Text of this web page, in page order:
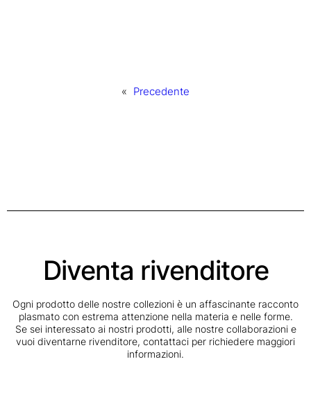
« Precedente
Diventa rivenditore
Ogni prodotto delle nostre collezioni è un affascinante racconto
plasmato con estrema attenzione nella materia e nelle forme.
Se sei interessato ai nostri prodotti, alle nostre collaborazioni e
vuoi diventarne rivenditore, contattaci per richiedere maggiori
informazioni.